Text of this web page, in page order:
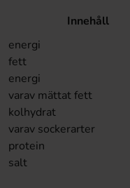
Innehåll
energi
fett
energi
varav mättat fett
kolhydrat
varav sockerarter
protein
salt